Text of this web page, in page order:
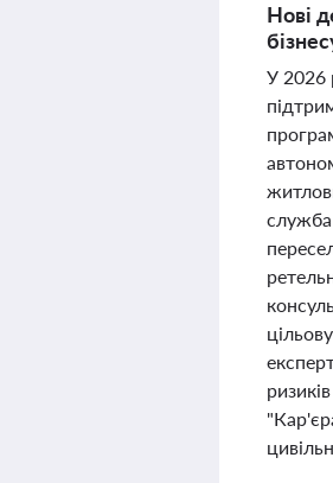
Нові
У 2026
служба